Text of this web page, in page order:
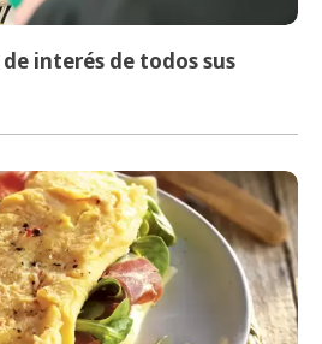
interés de todos sus